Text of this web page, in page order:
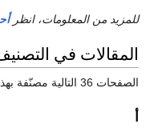
للمزيد من المعلومات، انظر
المقالات في
الصفحات 36 التالية مصنّفة بهذا التصنيف، من إجمالي 36.